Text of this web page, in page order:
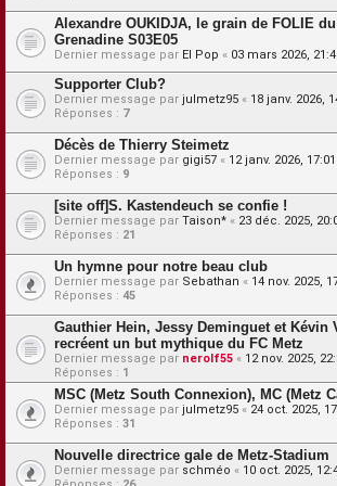
Alexandre OUKIDJA, le grain de FOLIE
Grenadine S03E05
Dernier message par El Pop « 03 mars 2026,
Supporter Club?
Dernier message par julmetz95 « 18 janv. 2026,
Réponses : 7
Décès de Thierry Steimetz
Dernier message par gigi57 « 12 janv. 2026, 17:01
Réponses : 9
[site off]S. Kastendeuch se confie !
Dernier message par Taison* « 23 déc. 2025,
Réponses : 21
Un hymne pour notre beau club
Dernier message par Sebathan « 14 nov. 2025,
Réponses : 45
Gauthier Hein, Jessy Deminguet et Kévin
recréent un but mythique du FC Metz
Dernier message par nerolf55 « 12 nov. 2025,
Réponses : 1
MSC (Metz South Connexion), MC (Metz
Dernier message par julmetz95 « 24 oct. 2025,
Réponses : 31
Nouvelle directrice gale de Metz-Stadium
Dernier message par schméo « 10 oct. 2025,